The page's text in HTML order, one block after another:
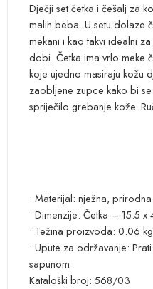
Dječji set četka i češalj za
malih beba. U setu dolaze
mekani i kao takvi idealni
dobi. Četka ima vrlo meke
koje ujedno masiraju kožu
zaobljene zupce kako bi
spriječilo grebanje kože.
• Materijal: nježna,
• Dimenzije: Četka – 15.5
• Težina proizvoda: 0.06 kg
• Upute za održavanje:
sapunom
Kataloški broj: 568/03